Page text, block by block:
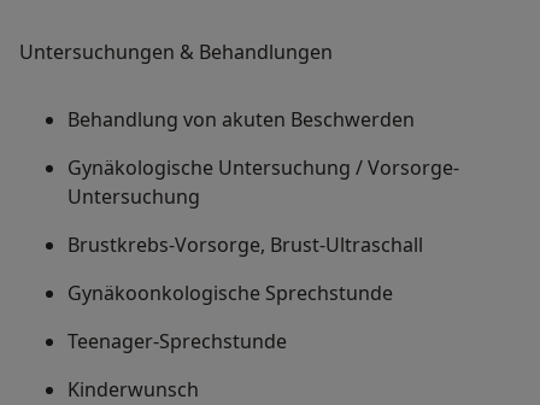
Untersuchungen & Behandlungen
Behandlung von akuten Beschwerden
Gynäkologische Untersuchung / Vorsorge-
Untersuchung
Brustkrebs-Vorsorge, Brust-Ultraschall
Gynäkoonkologische Sprechstunde
Teenager-Sprechstunde
Kinderwunsch